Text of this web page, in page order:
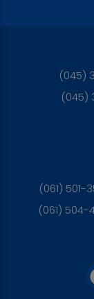
(045)
(045)
(061) 501-
(061) 504-